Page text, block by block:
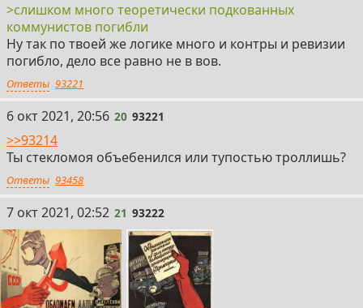
>слишком много теоретически подкованных
коммунистов погибли
Ну так по твоей же логике много и контры и ревизии
погибло, дело все равно не в вов.
Ответы 93221
20
6 окт 2021, 20:56 20 93221
>>93214
Ты стекломоя объебенился или тупостью троллишь?
Ответы 93458
21
7 окт 2021, 02:52 21 93222